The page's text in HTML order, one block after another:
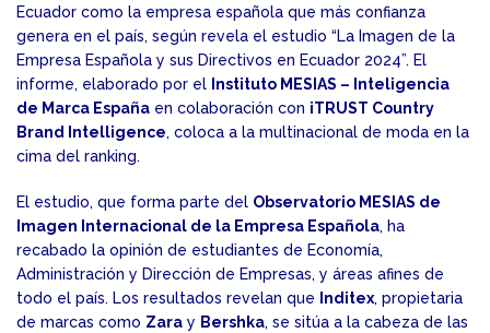
Ecuador como la empresa española que más confianza
genera en el país, según revela el estudio “La Imagen de la
Empresa Española y sus Directivos en Ecuador 2024”. El
informe, elaborado por el Instituto MESIAS – Inteligencia
de Marca España en colaboración con iTRUST Country
Brand Intelligence, coloca a la multinacional de moda en la
cima del ranking.
El estudio, que forma parte del Observatorio MESIAS de
Imagen Internacional de la Empresa Española, ha
recabado la opinión de estudiantes de Economía,
Administración y Dirección de Empresas, y áreas afines de
todo el país. Los resultados revelan que
Inditex, propietaria
de marcas como Zara y Bershka, se sitúa a la cabeza de las